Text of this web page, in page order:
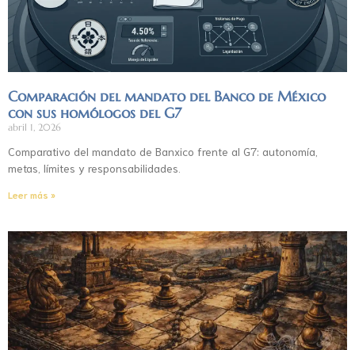
Comparación del mandato del Banco de México
con sus homólogos del G7
abril 1, 2026
Comparativo del mandato de Banxico frente al G7: autonomía,
metas, límites y responsabilidades.
Leer más »